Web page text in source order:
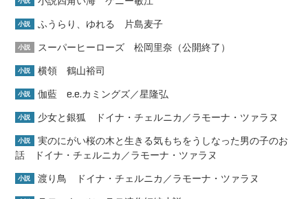
小説 ふうらり、ゆれる 片島麦子
小説 スーパーヒーローズ 松岡里奈（公開終了）
小説 横領 鶴山裕司
小説 伽藍 e.e.カミングズ／星隆弘
小説 少女と銀狐 ドイナ・チェルニカ／ラモーナ・ツァラヌ
小説
実のにがい桜の木と生きる気もちをうしなった男の子のお
話 ドイナ・チェルニカ／ラモーナ・ツァラヌ
小説 渡り鳥 ドイナ・チェルニカ／ラモーナ・ツァラヌ